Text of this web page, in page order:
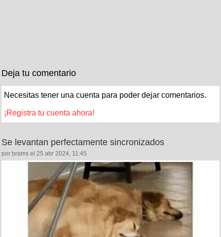
Deja tu comentario
Necesitas tener una cuenta para poder dejar comentarios.
¡Registra tu cuenta ahora!
Se levantan perfectamente sincronizados
por brams el 25 abr 2024, 11:45